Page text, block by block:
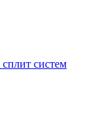
систем